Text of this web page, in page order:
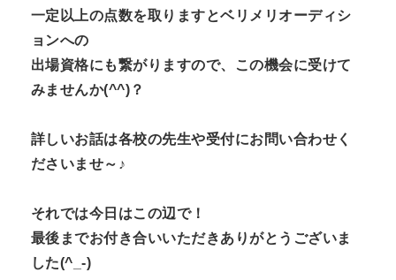
一定以上の点数を取りますとベリメリオーディシ
ョンへの
出場資格にも繋がりますので、この機会に受けて
みませんか(^^)？
詳しいお話は各校の先生や受付にお問い合わせく
ださいませ～♪
それでは今日はこの辺で！
最後までお付き合いいただきありがとうございま
した(^_-)